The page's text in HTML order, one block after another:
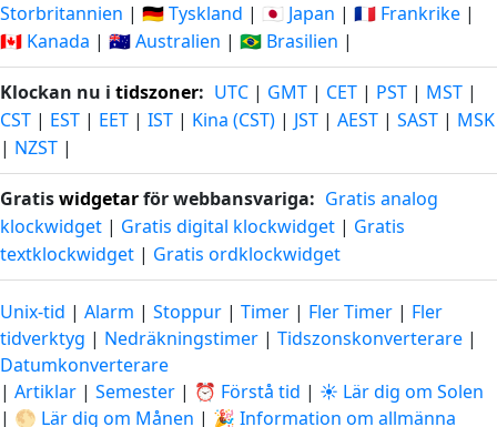
Storbritannien | 🇩🇪 Tyskland | 🇯🇵 Japan | 🇫🇷 Frankrike |
🇨🇦 Kanada | 🇦🇺 Australien | 🇧🇷 Brasilien |
Klockan nu i tidszoner: UTC | GMT | CET | PST | MST |
CST | EST | EET | IST | Kina (CST) | JST | AEST | SAST | MSK
| NZST |
Gratiswidgetarför webbansvariga: Gratis analog
klockwidget | Gratis digital klockwidget | Gratis
textklockwidget | Gratis ordklockwidget
Unix-tid | Alarm | Stoppur | Timer | Fler Timer | Fler
tidverktyg | Nedräkningstimer | Tidszonskonverterare |
Datumkonverterare
| Artiklar | Semester | ⏰ Förstå tid | ☀️ Lär dig om Solen
| 🌕 Lär dig om Månen | 🎉 Information om allmänna